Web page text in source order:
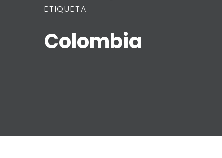
ETIQUETA
Colombia